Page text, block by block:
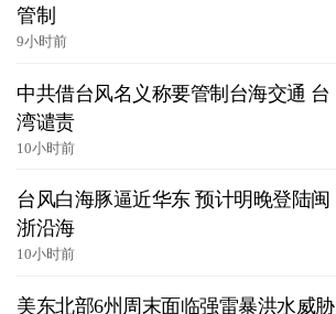
管制
9小时前
中共借台风名义称要管制台海交通 台
湾谴责
10小时前
台风白海豚逼近华东 预计明晚登陆闽
浙沿海
10小时前
美东北部6州周末面临强雷暴洪水威胁